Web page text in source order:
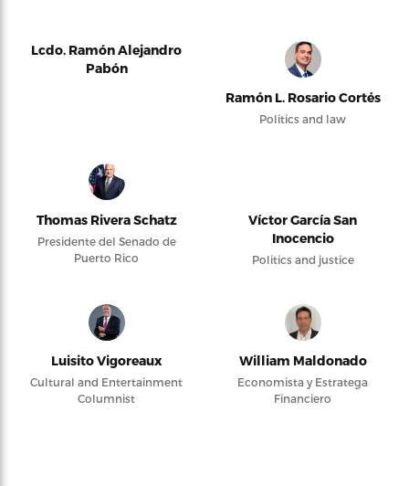
Lcdo. Ramón Alejandro
Pabón
Ramón L. Rosario Cortés
Politics and law
Thomas Rivera Schatz
Presidente del Senado de
Puerto Rico
Víctor García San
Inocencio
Politics and justice
Luisito Vigoreaux
Cultural and Entertainment
Columnist
William Maldonado
Economista y Estratega
Financiero